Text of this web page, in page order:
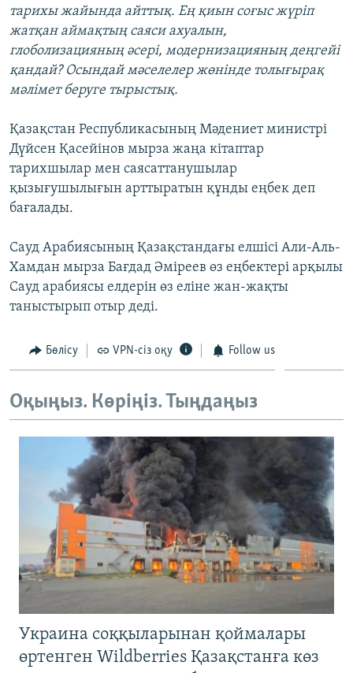
тарихы жайында айттық. Ең қиын соғыс жүріп
жатқан аймақтың саяси ахуалын,
глоболизацияның әсері, модернизацияның деңгейі
қандай? Осындай мәселелер жөнінде толығырақ
мәлімет беруге тырыстық.
Қазақстан Республикасының Мәдениет министрі
Дүйсен Қасейінов мырза жаңа кітаптар
тарихшылар мен саясаттанушылар
қызығушылығын арттыратын құнды еңбек деп
бағалады.
Сауд Арабиясының Қазақстандағы елшісі Али-Аль-
Хамдан мырза Бағдад Әміреев өз еңбектері арқылы
Сауд арабиясы елдерін өз еліне жан-жақты
таныстырып отыр деді.
Бөлісу VPN-сіз оқу Follow us
Оқыңыз. Көріңіз. Тыңдаңыз
Украина соққыларынан қоймалары
өртенген Wildberries Қазақстанға көз